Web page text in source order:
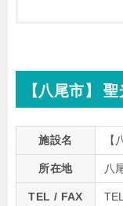
【八尾市】
施設名 【
所在地 八
TEL / FAX